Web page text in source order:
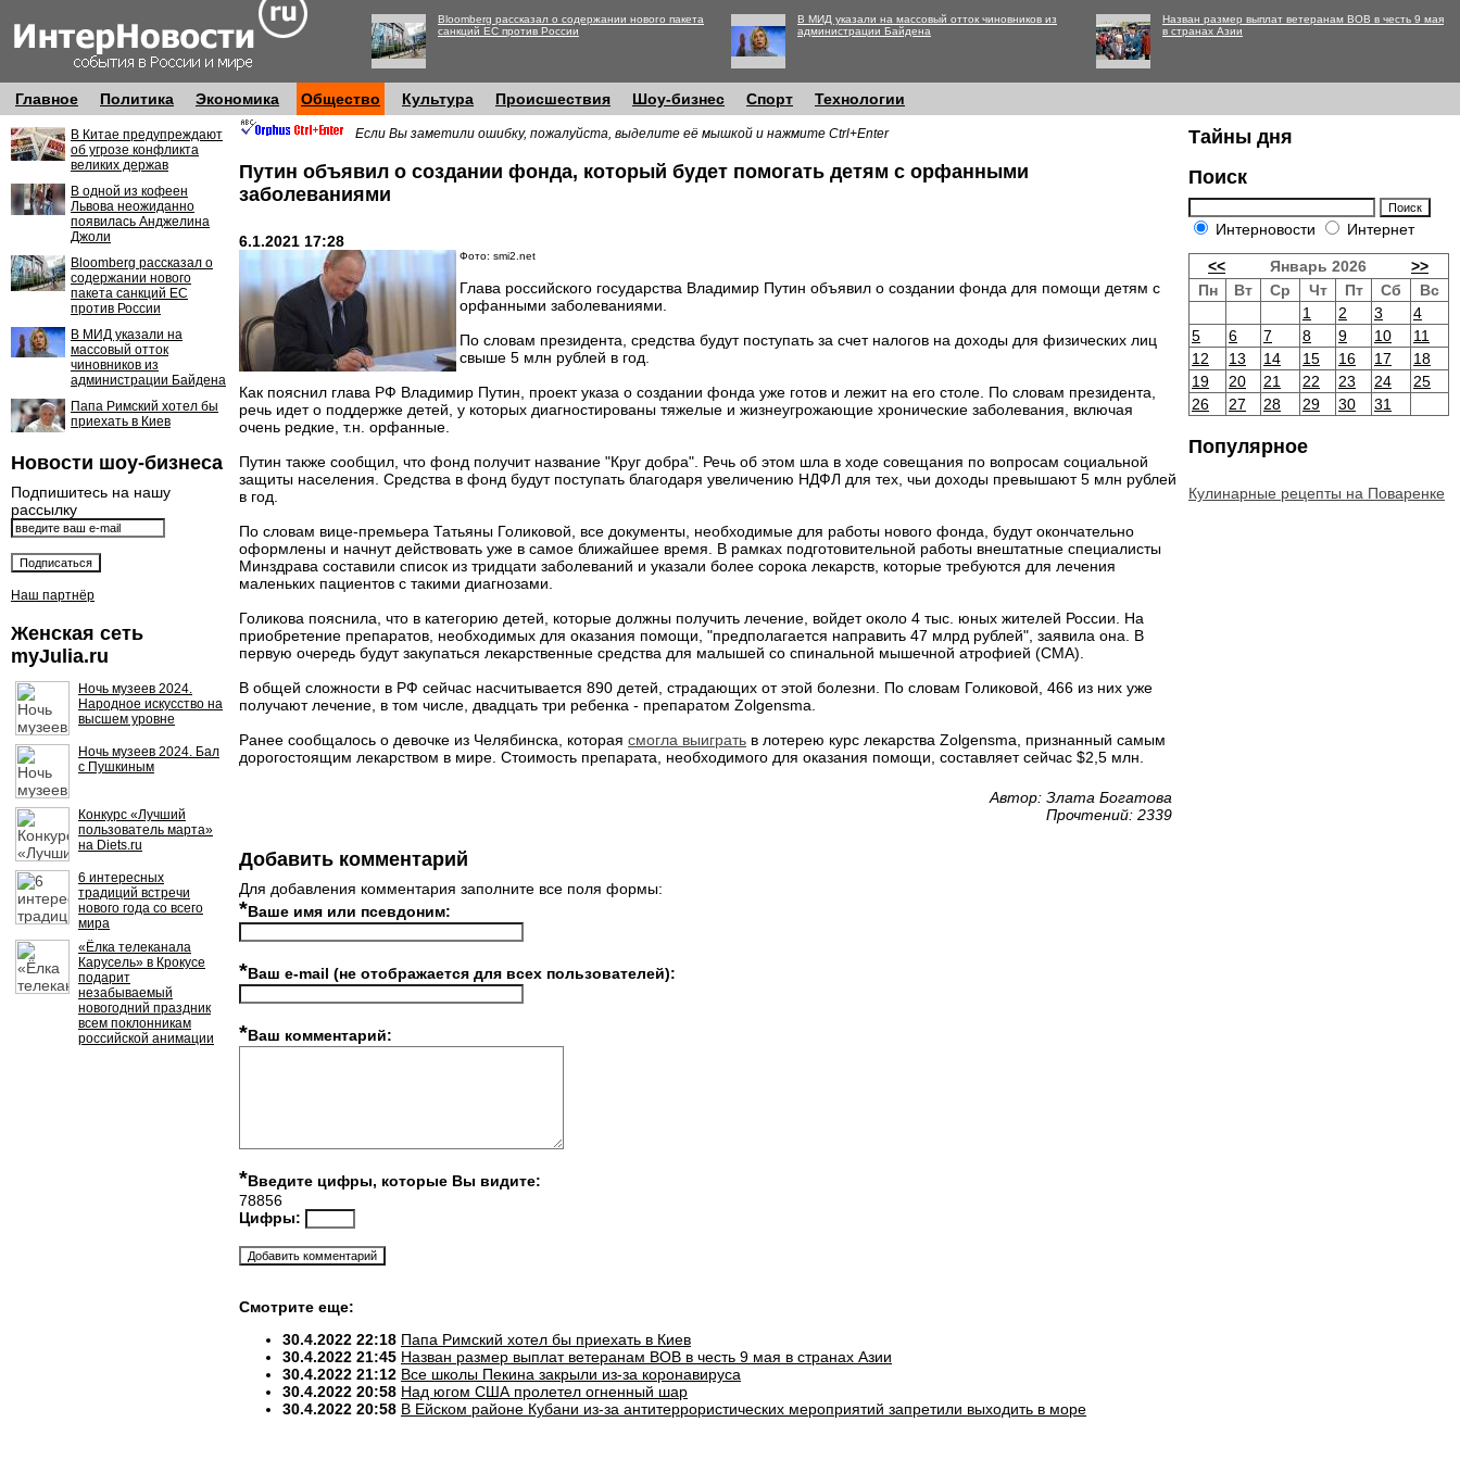
Bloomberg рассказал о содержании нового пакета
санкций ЕС против России
В МИД указали на массовый отток чиновников из
администрации Байдена
Назван размер выплат ветеранам ВОВ в честь 9 мая
в странах Азии
Главное Политика Экономика Общество Культура Происшествия Шоу-бизнес Спорт Технологии
В Китае предупреждают
об угрозе конфликта
великих держав
В одной из кофеен
Львова неожиданно
появилась Анджелина
Джоли
Bloomberg рассказал о
содержании нового
пакета санкций ЕС
против России
В МИД указали на
массовый отток
чиновников из
администрации Байдена
Папа Римский хотел бы
приехать в Киев
Новости шоу-бизнеса
Подпишитесь на нашу
рассылку
Наш партнёр
Женская сеть
myJulia.ru
Ночь музеев 2024.
Народное искусство на
высшем уровне
Ночь музеев 2024. Бал
с Пушкиным
Конкурс «Лучший
пользователь марта»
на Diets.ru
6 интересных
традиций встречи
нового года со всего
мира
«Ёлка телеканала
Карусель» в Крокусе
подарит
незабываемый
новогодний праздник
всем поклонникам
российской анимации
Если Вы заметили ошибку, пожалуйста, выделите её мышкой и нажмите Ctrl+Enter
Путин объявил о создании фонда, который будет помогать детям с орфанными
заболеваниями
6.1.2021 17:28
Фото: smi2.net
Глава российского государства Владимир Путин объявил о создании фонда для помощи детям с
орфанными заболеваниями.
По словам президента, средства будут поступать за счет налогов на доходы для физических лиц
свыше 5 млн рублей в год.
Как пояснил глава РФ Владимир Путин, проект указа о создании фонда уже готов и лежит на его столе. По словам президента,
речь идет о поддержке детей, у которых диагностированы тяжелые и жизнеугрожающие хронические заболевания, включая
очень редкие, т.н. орфанные.
Путин также сообщил, что фонд получит название "Круг добра". Речь об этом шла в ходе совещания по вопросам социальной
защиты населения. Средства в фонд будут поступать благодаря увеличению НДФЛ для тех, чьи доходы превышают 5 млн рублей
в год.
По словам вице-премьера Татьяны Голиковой, все документы, необходимые для работы нового фонда, будут окончательно
оформлены и начнут действовать уже в самое ближайшее время. В рамках подготовительной работы внештатные специалисты
Минздрава составили список из тридцати заболеваний и указали более сорока лекарств, которые требуются для лечения
маленьких пациентов с такими диагнозами.
Голикова пояснила, что в категорию детей, которые должны получить лечение, войдет около 4 тыс. юных жителей России. На
приобретение препаратов, необходимых для оказания помощи, "предполагается направить 47 млрд рублей", заявила она. В
первую очередь будут закупаться лекарственные средства для малышей со спинальной мышечной атрофией (СМА).
В общей сложности в РФ сейчас насчитывается 890 детей, страдающих от этой болезни. По словам Голиковой, 466 из них уже
получают лечение, в том числе, двадцать три ребенка - препаратом Zolgensma.
Ранее сообщалось о девочке из Челябинска, которая смогла выиграть в лотерею курс лекарства Zolgensma, признанный самым
дорогостоящим лекарством в мире. Стоимость препарата, необходимого для оказания помощи, составляет сейчас $2,5 млн.
Автор: Злата Богатова
Прочтений: 2339
Добавить комментарий
Для добавления комментария заполните все поля формы:
*Ваше имя или псевдоним:
*Ваш e-mail (не отображается для всех пользователей):
*Ваш комментарий:
*Введите цифры, которые Вы видите:
78856
Цифры:
Смотрите еще:
30.4.2022 22:18 Папа Римский хотел бы приехать в Киев
30.4.2022 21:45 Назван размер выплат ветеранам ВОВ в честь 9 мая в странах Азии
30.4.2022 21:12 Все школы Пекина закрыли из-за коронавируса
30.4.2022 20:58 Над югом США пролетел огненный шар
30.4.2022 20:58 В Ейском районе Кубани из-за антитеррористических мероприятий запретили выходить в море
Тайны дня
Поиск
Интерновости Интернет
<< Январь 2026
>>
Пн
Вт Ср Чт Пт Сб
Вс
1
2 3
4
5
6 7 8 9 10
11
12
13 14 15 16 17
18
19
20 21 22 23 24
25
26
27 28 29 30 31
Популярное
Кулинарные рецепты на Поваренке